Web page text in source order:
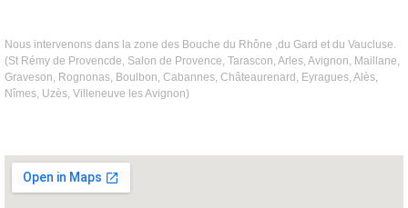
Nous intervenons dans la zone des Bouche du Rhône ,du Gard et du Vaucluse.
(St Rémy de Provencde, Salon de Provence, Tarascon, Arles, Avignon, Maillane,
Graveson, Rognonas, Boulbon, Cabannes, Châteaurenard, Eyragues, Alès,
Nîmes, Uzès, Villeneuve les Avignon)